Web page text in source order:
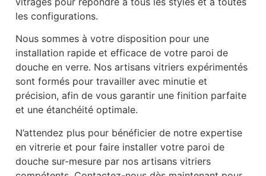
les configurations.
Nous sommes à votre disposition pour une
installation rapide et efficace de votre paroi de
douche en verre. Nos artisans vitriers expérimentés
sont formés pour travailler avec minutie et
précision, afin de vous garantir une finition parfaite
et une étanchéité optimale.
N’attendez plus pour bénéficier de notre expertise
en vitrerie et pour faire installer votre paroi de
douche sur-mesure par nos artisans vitriers